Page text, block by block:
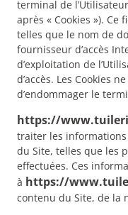
terminal de
après « Cookies »).
telles que le nom de
fournisseur d’accès
d’exploitation de
d’accès. Les Cookies
d’endommager le
https://
traiter les informations
du Site, telles que les
effectuées. Ces
à https://
contenu du Site, de la